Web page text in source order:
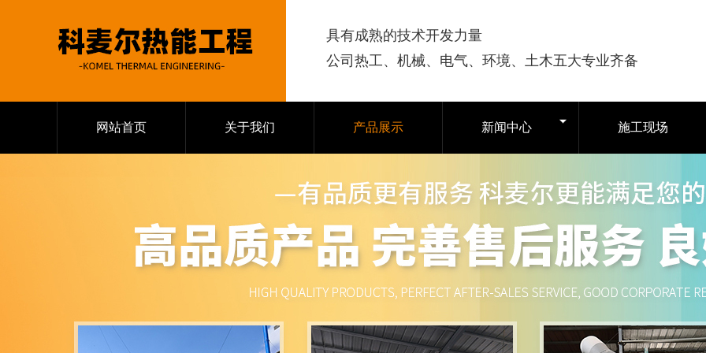
具有成熟的技术开发力量
公司热工、机械、电气、环境、土木五大专业齐备
网站首页 关于我们 产品展示 新闻中心 施工现场